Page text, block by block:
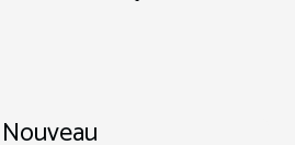
Nouveau